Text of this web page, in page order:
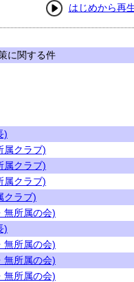
はじめから再
に関する件
)
属クラブ)
属クラブ)
属クラブ)
クラブ)
無所属の会)
)
無所属の会)
無所属の会)
無所属の会)